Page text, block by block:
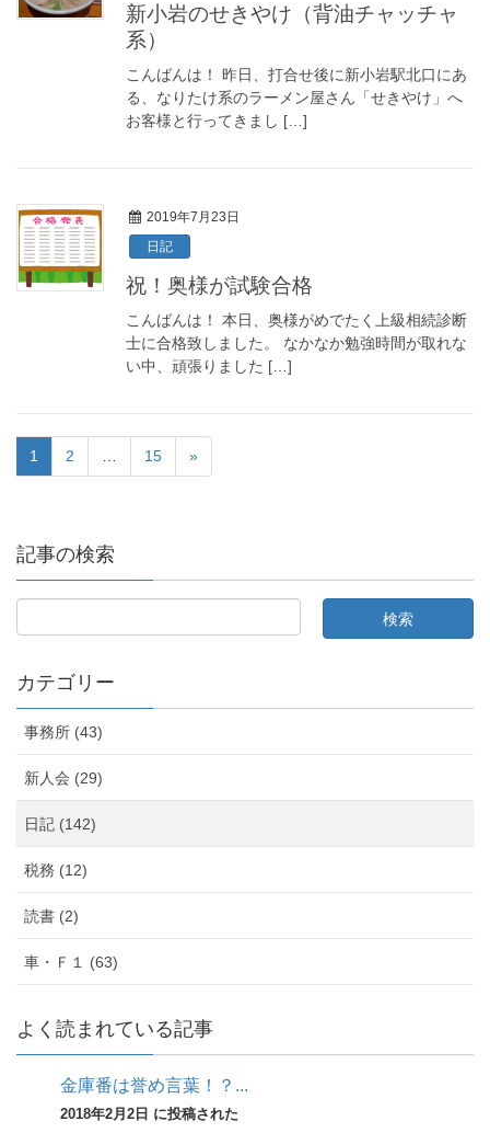
新小岩のせきやけ（背油チャッチャ
系）
こんばんは！ 昨日、打合せ後に新小岩駅北口にあ
る、なりたけ系のラーメン屋さん「せきやけ」へ
お客様と行ってきまし […]
2019年7月23日
日記
祝！奥様が試験合格
こんばんは！ 本日、奥様がめでたく上級相続診断
士に合格致しました。 なかなか勉強時間が取れな
い中、頑張りました […]
1 2 15 »
記事の検索
カテゴリー
事務所 (43)
新人会 (29)
日記 (142)
税務 (12)
読書 (2)
車・Ｆ１ (63)
よく読まれている記事
金庫番は誉め言葉！？...
2018年2月2日 に投稿された